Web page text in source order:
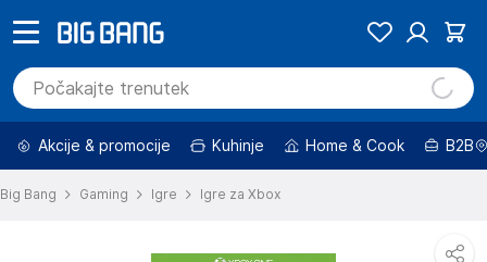
Akcije & promocije Kuhinje Home & Cook B2B
Big Bang Gaming Igre Igre za Xbox